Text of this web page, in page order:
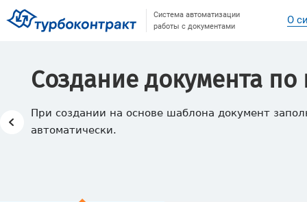
Система автоматизации
работы с документами
О
Создание документа
При создании на основе шаблона документ
автоматически.